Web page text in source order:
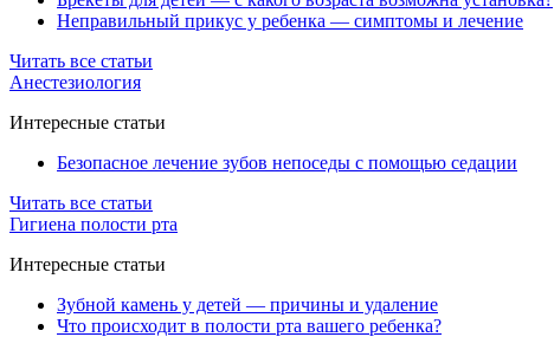
Неправильный прикус у ребенка — симптомы и лечение
Читать все статьи
Анестезиология
Интересные статьи
Безопасное лечение зубов непоседы с помощью седации
Читать все статьи
Гигиена полости рта
Интересные статьи
Зубной камень у детей — причины и удаление
Что происходит в полости рта вашего ребенка?